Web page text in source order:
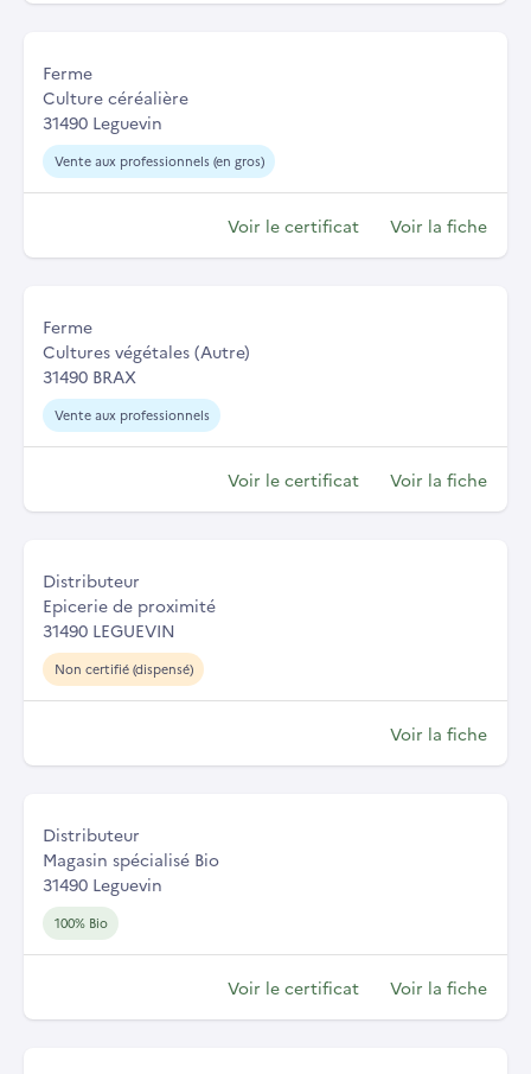
Ferme
Culture céréalière
31490 Leguevin
Vente aux professionnels (en gros)
Voir le certificat Voir la fiche
Ferme
Cultures végétales (Autre)
31490 BRAX
Vente aux professionnels
Voir le certificat Voir la fiche
Distributeur
Epicerie de proximité
31490 LEGUEVIN
Non certifié (dispensé)
Voir la fiche
Distributeur
Magasin spécialisé Bio
31490 Leguevin
100% Bio
Voir le certificat Voir la fiche